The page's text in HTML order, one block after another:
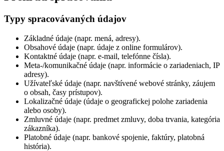
Typy spracovávaných údajov
Základné údaje (napr. mená, adresy).
Obsahové údaje (napr. údaje z online formulárov).
Kontaktné údaje (napr. e-mail, telefónne čísla).
Meta-/komunikačné údaje (napr. informácie o zariadeniach, IP
adresy).
Užívateľské údaje (napr. navštívené webové stránky, záujem
o obsah, časy prístupov).
Lokalizačné údaje (údaje o geografickej polohe zariadenia
alebo osoby).
Zmluvné údaje (napr. predmet zmluvy, doba trvania, kategória
zákazníka).
Platobné údaje (napr. bankové spojenie, faktúry, platobná
história).